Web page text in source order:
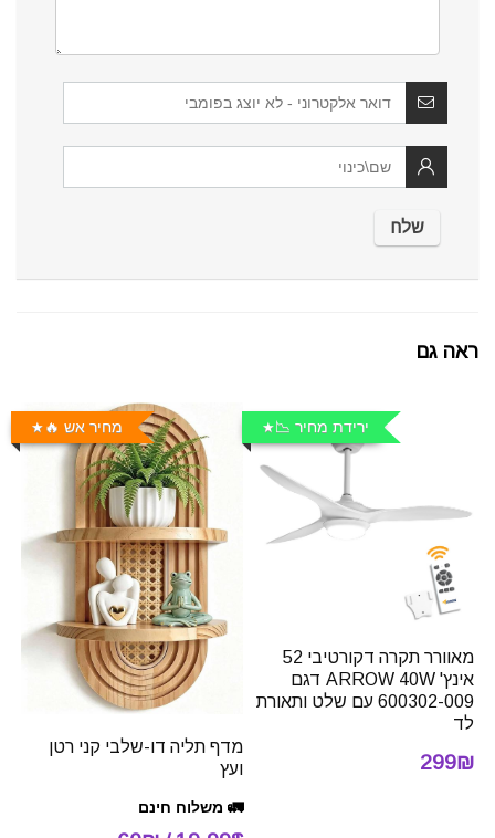
ראה גם
ירידת מחיר 📉
מאוורר תקרה דקורטיבי 52
אינץ' ARROW 40W דגם
600302-009 עם שלט ותאורת
לד
299₪
מחיר אש 🔥
מדף תליה דו-שלבי קני רטן
ועץ
🚛 משלוח חינם